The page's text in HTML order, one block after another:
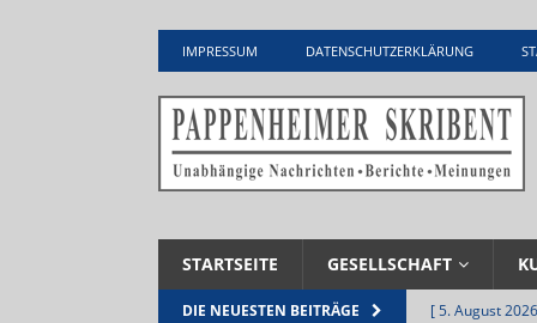
IMPRESSUM DATENSCHUTZERKLÄRUNG
STARTSEITE GESELLSCHAFT
DIE NEUESTEN BEITRÄGE [ 5. August